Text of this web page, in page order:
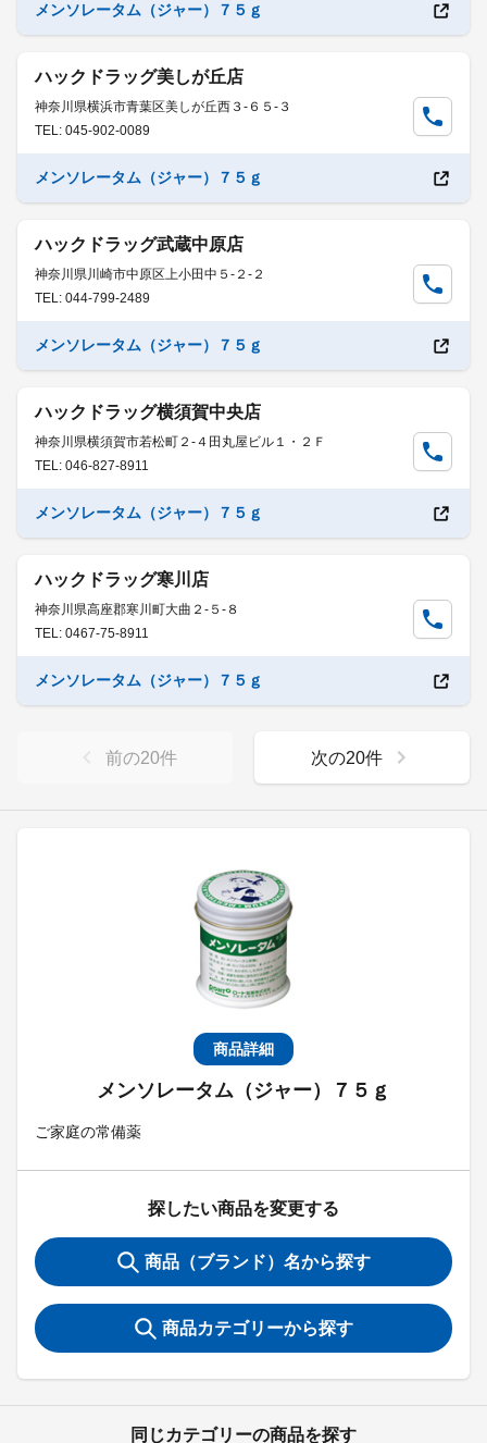
商品詳細
メンソレータム（ジャー）７５ｇ
ご家庭の常備薬
探したい商品を変更する
商品（ブランド）名から探す
商品カテゴリーから探す
同じカテゴリーの商品を探す
メンソレータム（ジャー）７５ｇ
ハックドラッグ美しが丘店
神奈川県横浜市青葉区美しが丘西３-６５-３
TEL: 045-902-0089
メンソレータム（ジャー）７５ｇ
ハックドラッグ武蔵中原店
神奈川県川崎市中原区上小田中５-２-２
TEL: 044-799-2489
メンソレータム（ジャー）７５ｇ
ハックドラッグ横須賀中央店
神奈川県横須賀市若松町２-４田丸屋ビル１・２Ｆ
TEL: 046-827-8911
メンソレータム（ジャー）７５ｇ
ハックドラッグ寒川店
神奈川県高座郡寒川町大曲２-５-８
TEL: 0467-75-8911
メンソレータム（ジャー）７５ｇ
前の20件 次の20件